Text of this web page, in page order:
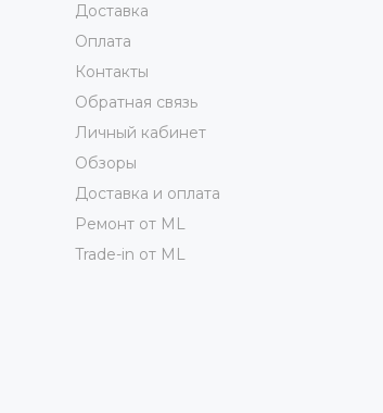
Доставка
Оплата
Контакты
Обратная связь
Личный кабинет
Обзоры
Доставка и оплата
Ремонт от ML
Trade-in от ML